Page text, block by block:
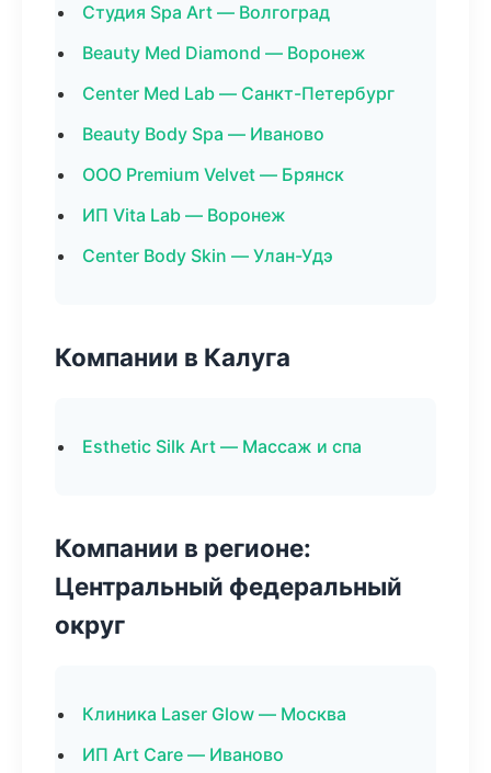
Студия Spa Art — Волгоград
Beauty Med Diamond — Воронеж
Center Med Lab — Санкт-Петербург
Beauty Body Spa — Иваново
ООО Premium Velvet — Брянск
ИП Vita Lab — Воронеж
Center Body Skin — Улан-Удэ
Компании в Калуга
Esthetic Silk Art — Массаж и спа
Компании в регионе:
Центральный федеральный
округ
Клиника Laser Glow — Москва
ИП Art Care — Иваново